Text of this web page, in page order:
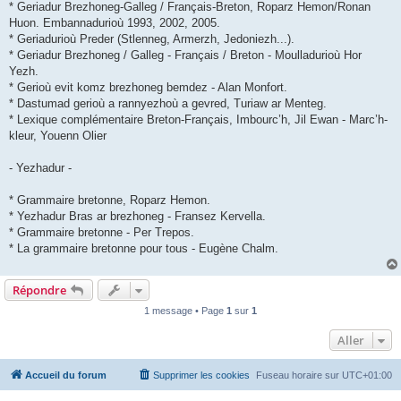
* Geriadur Brezhoneg-Galleg / Français-Breton, Roparz Hemon/Ronan
Huon. Embannadurioù 1993, 2002, 2005.
* Geriadurioù Preder (Stlenneg, Armerzh, Jedoniezh...).
* Geriadur Brezhoneg / Galleg - Français / Breton - Moulladurioù Hor
Yezh.
* Gerioù evit komz brezhoneg bemdez - Alan Monfort.
* Dastumad gerioù a rannyezhoù a gevred, Turiaw ar Menteg.
* Lexique complémentaire Breton-Français, Imbourc’h, Jil Ewan - Marc’h-
kleur, Youenn Olier
- Yezhadur -
* Grammaire bretonne, Roparz Hemon.
* Yezhadur Bras ar brezhoneg - Fransez Kervella.
* Grammaire bretonne - Per Trepos.
* La grammaire bretonne pour tous - Eugène Chalm.
Répondre
1 message • Page 1 sur 1
Aller
Accueil du forum Fuseau horaire sur UTC+01:00
Supprimer les cookies